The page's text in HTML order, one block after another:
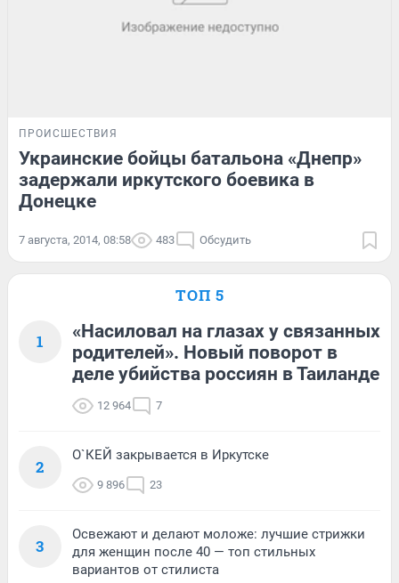
ПРОИСШЕСТВИЯ
Украинские бойцы батальона «Днепр»
задержали иркутского боевика в
Донецке
7 августа, 2014, 08:58 483 Обсудить
ТОП 5
1
«Насиловал на глазах у связанных
родителей». Новый поворот в
деле убийства россиян в Таиланде
12 964 7
2
О`КЕЙ закрывается в Иркутске
9 896 23
3
Освежают и делают моложе: лучшие стрижки
для женщин после 40 — топ стильных
вариантов от стилиста